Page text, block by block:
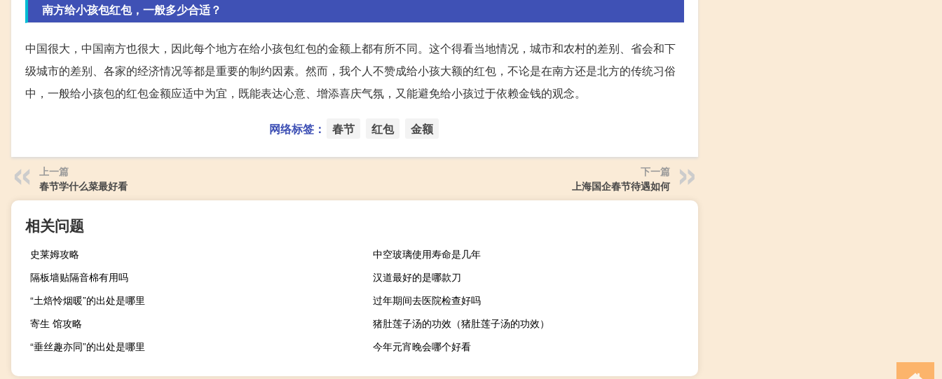
南方给小孩包红包，一般多少合适？
中国很大，中国南方也很大，因此每个地方在给小孩包红包的金额上都有所不同。这个得看当地情况，城市和农村的差别、省会和下
级城市的差别、各家的经济情况等都是重要的制约因素。然而，我个人不赞成给小孩大额的红包，不论是在南方还是北方的传统习俗
中，一般给小孩包的红包金额应适中为宜，既能表达心意、增添喜庆气氛，又能避免给小孩过于依赖金钱的观念。
网络标签： 春节 红包 金额
上一篇
春节学什么菜最好看
下一篇
上海国企春节待遇如何
相关问题
史莱姆攻略
中空玻璃使用寿命是几年
隔板墙贴隔音棉有用吗
汉道最好的是哪款刀
“土焙怜烟暖”的出处是哪里
过年期间去医院检查好吗
寄生 馆攻略
猪肚莲子汤的功效（猪肚莲子汤的功效）
“垂丝趣亦同”的出处是哪里
今年元宵晚会哪个好看